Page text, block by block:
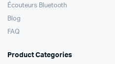
Écouteurs Bluetooth
Blog
FAQ
Product Categories